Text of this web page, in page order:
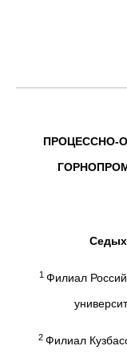
ПРОЦЕССНО-
1 Филиал
2 Филиал